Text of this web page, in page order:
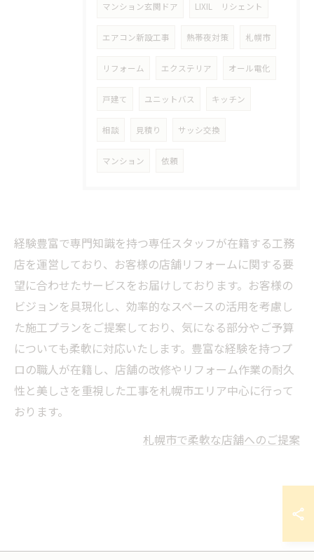
マンション玄関ドア LIXIL リシェント
エアコン新設工事 熱帯夜対策 札幌市
リフォーム エクステリア オール電化
戸建て ユニットバス キッチン
相談 見積り サッシ交換
マンション 依頼
経験豊富で専門知識を持つ専任スタッフが在籍する工務
店を運営しており、お客様の店舗リフォームに関する要
望に合わせたサービスをお届けしております。お客様の
ビジョンを具現化し、効率的なスペースの活用を考慮し
た施工プランをご提案しており、気になる部分やご予算
についても柔軟に対応いたします。豊富な経験を持つプ
ロの職人が在籍し、店舗の改修やリフォーム作業の耐久
性と美しさを重視した工事を札幌市エリア中心に行って
おります。
札幌市で柔軟な店舗へのご提案